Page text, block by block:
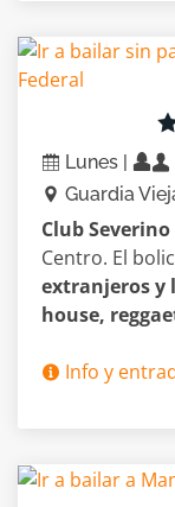
Lunes |
Guardia
Club Severino
Centro. El
extranjeros y
house,
Info y